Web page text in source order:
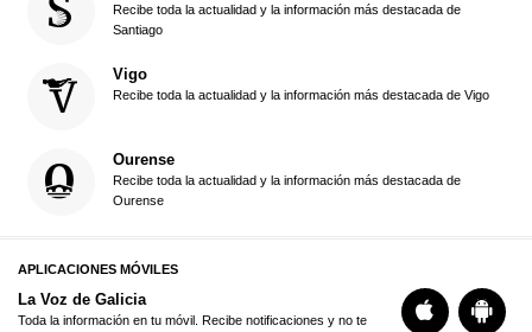
Recibe toda la actualidad y la información más destacada de
Santiago
Vigo
Recibe toda la actualidad y la información más destacada de Vigo
Ourense
Recibe toda la actualidad y la información más destacada de
Ourense
APLICACIONES MÓVILES
La Voz de Galicia
Toda la información en tu móvil. Recibe notificaciones y no te